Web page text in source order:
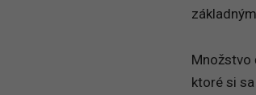
Množstvo
ktoré si